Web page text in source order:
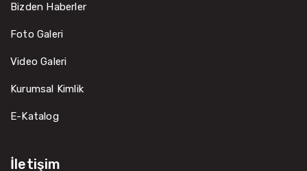
Bizden Haberler
Foto Galeri
Video Galeri
Kurumsal Kimlik
E-Katalog
İletişim